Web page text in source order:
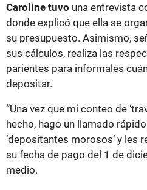
Caroline tuvo una entrevista
donde explicó que ella se
su presupuesto. Asimismo,
sus cálculos, realiza las
parientes para informales
depositar.
“Una vez que mi conteo de
hecho, hago un llamado
‘depositantes morosos’ y les
su fecha de pago del 1 de
medio.